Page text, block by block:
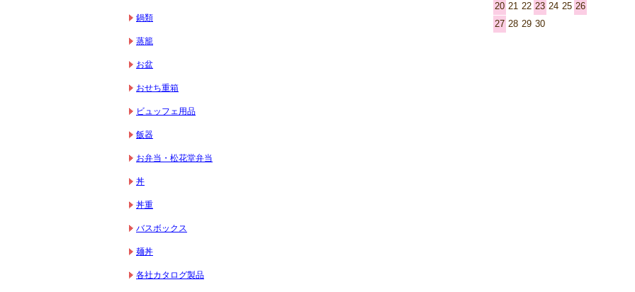
鍋類
蒸籠
お盆
おせち重箱
ビュッフェ用品
飯器
お弁当・松花堂弁当
丼
丼重
バスボックス
麺丼
各社カタログ製品
20 21 22 23 24 25 26
27 28 29 30